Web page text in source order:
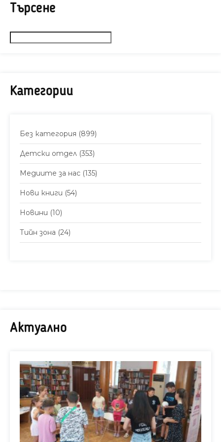
Търсене
Категории
Без категория (899)
Детски отдел (353)
Медиите за нас (135)
Нови книги (54)
Новини (10)
Тийн зона (24)
Актуално